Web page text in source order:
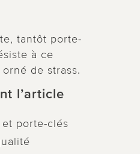
tantôt porte-
à ce
de strass.
l’article
porte-clés